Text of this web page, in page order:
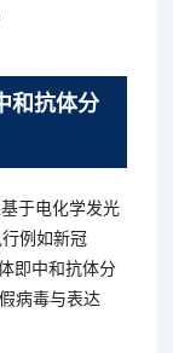
和抗体分
于电化学发光
例如新冠
即中和抗体分
病毒与表达